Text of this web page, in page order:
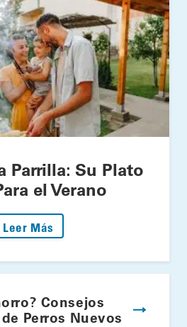
Parrilla: Su Plato
el Verano
Leer Más
Consejos
Perros Nuevos